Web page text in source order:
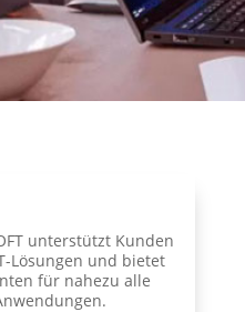
unterstützt Kunden
Lösungen und bietet
für nahezu alle